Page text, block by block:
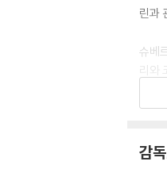
린과
슈베
리와
살
※ 4K
감